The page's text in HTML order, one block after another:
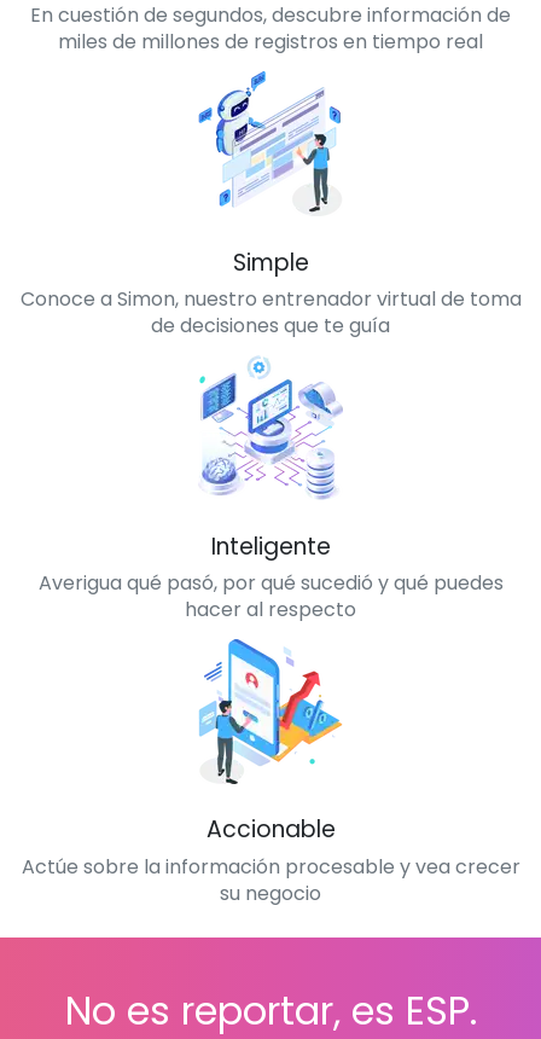
En cuestión de segundos, descubre información de
miles de millones de registros en tiempo real
Simple
Conoce a Simon, nuestro entrenador virtual de toma
de decisiones que te guía
Inteligente
Averigua qué pasó, por qué sucedió y qué puedes
hacer al respecto
Accionable
Actúe sobre la información procesable y vea crecer
su negocio
No es reportar, es ESP.